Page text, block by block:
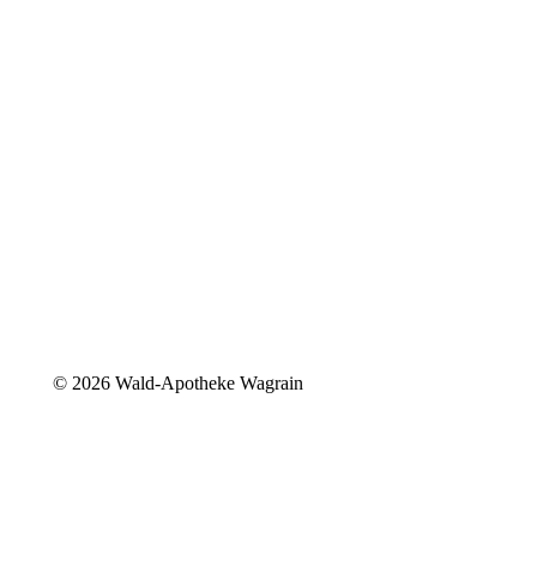
© 2026 Wald-Apotheke Wagrain